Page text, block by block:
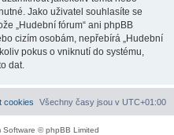
Jako uživatel souhlasíte se
„Hudební fórum“ ani phpBB
cizím osobám, nepřebírá „Hudební
pokus o vniknutí do systému,
dat.
Všechny časy jsou v UTC+01:00
cookies
Software © phpBB Limited